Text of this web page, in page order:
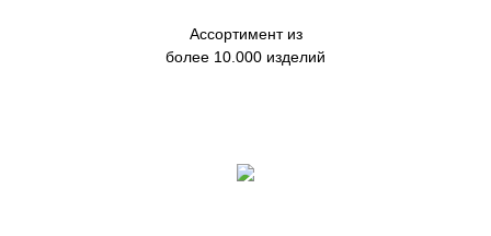
Ассортимент из
более 10.000 изделий